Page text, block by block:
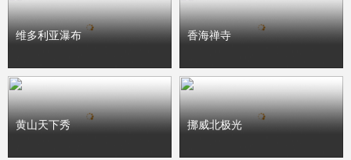
维多利亚瀑布 香海禅寺
黄山天下秀 挪威北极光